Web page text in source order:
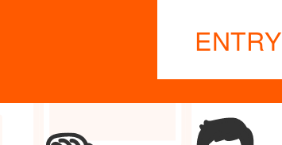
ENTRY